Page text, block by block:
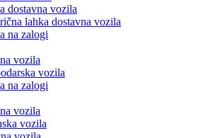
dostavna vozila
lahka dostavna vozila
na zalogi
vozila
vozila
na zalogi
vozila
vozila